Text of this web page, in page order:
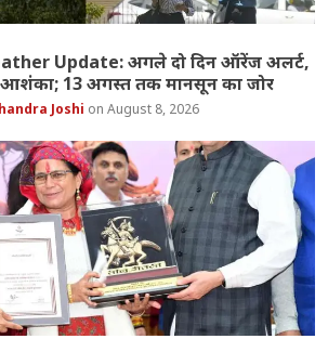
Update: अगले दो दिन ऑरेंज अलर्ट,
आशंका; 13 अगस्त तक मानसून का जोर
Joshi August 8, 2026